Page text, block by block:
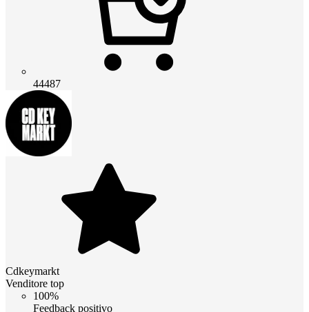
44487
Cdkeymarkt
Venditore top
100%
Feedback positivo